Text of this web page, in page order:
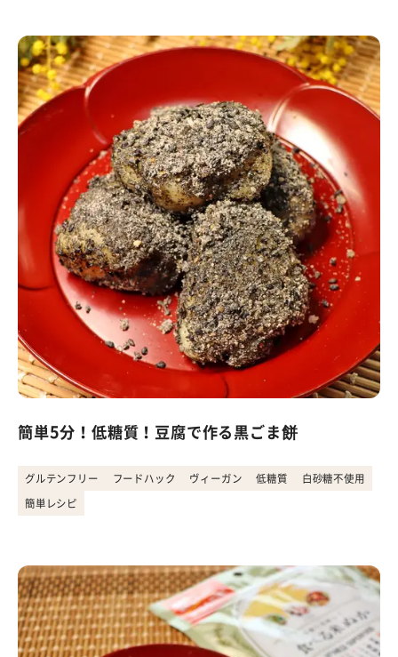
簡単5分！低糖質！豆腐で作る黒ごま餅
グルテンフリー フードハック ヴィーガン 低糖質 白砂糖不使用
簡単レシピ